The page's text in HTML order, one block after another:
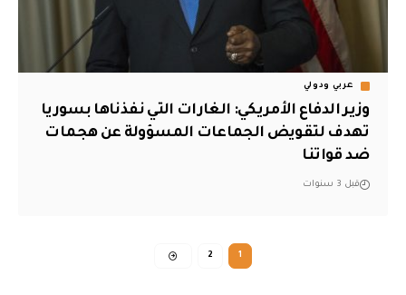
عربي ودولي
وزير الدفاع الأمريكي: الغارات التي نفذناها بسوريا
تهدف لتقويض الجماعات المسؤولة عن هجمات
ضد قواتنا
قبل 3 سنوات
1
2